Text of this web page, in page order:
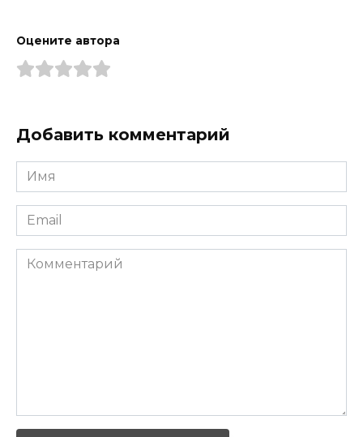
Оцените автора
Добавить комментарий
Имя
*
Email
*
Комментарий